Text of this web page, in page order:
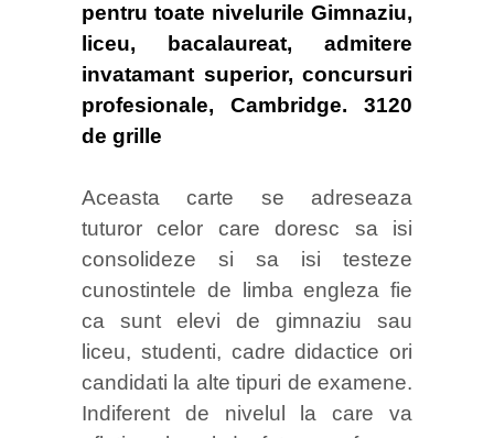
pentru toate nivelurile Gimnaziu,
liceu, bacalaureat, admitere
invatamant superior, concursuri
profesionale, Cambridge. 3120
de grille
Aceasta carte se adreseaza
tuturor celor care doresc sa isi
consolideze si sa isi testeze
cunostintele de limba engleza fie
ca sunt elevi de gimnaziu sau
liceu, studenti, cadre didactice ori
candidati la alte tipuri de examene.
Indiferent de nivelul la care va